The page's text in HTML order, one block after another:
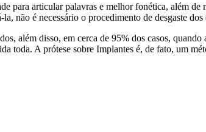
para articular palavras e melhor fonética, além
não é necessário o procedimento de desgaste
além disso, em cerca de 95% dos casos,
toda. A prótese sobre Implantes é, de fato, um